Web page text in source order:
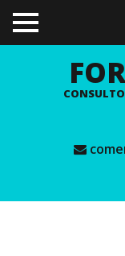
TOGGLE
MENU